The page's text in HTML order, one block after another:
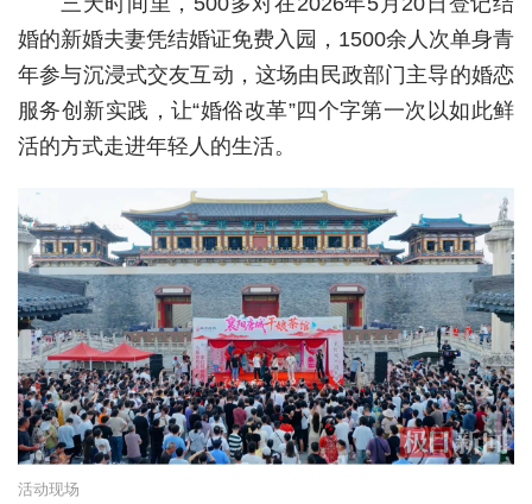
经济
城建
科教
健康
相亲
汽车
房产
消费
创意
婚的新婚夫妻凭结婚证免费入园，1500余人次单身青
年参与沉浸式交友互动，这场由民政部门主导的婚恋
服务创新实践，让“婚俗改革”四个字第一次以如此鲜
活的方式走进年轻人的生活。
活动现场